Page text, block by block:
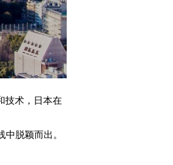
技术，日本在
脱颖而出。